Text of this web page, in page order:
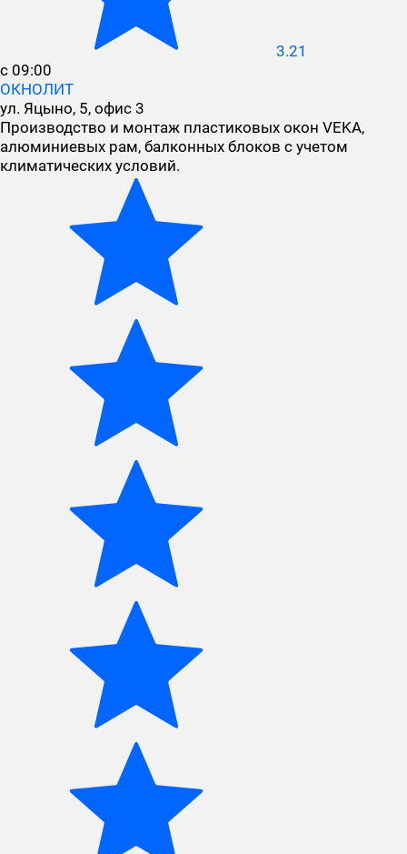
3.21
с 09:00
ОКНОЛИТ
ул. Яцыно, 5, офис 3
Производство и монтаж пластиковых окон VEKA,
алюминиевых рам, балконных блоков с учетом
климатических условий.